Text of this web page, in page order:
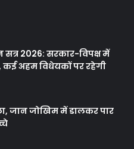
2026: सरकार-विपक्ष में
कई अहम विधेयकों पर रहेगी
जान जोखिम में डालकर पार